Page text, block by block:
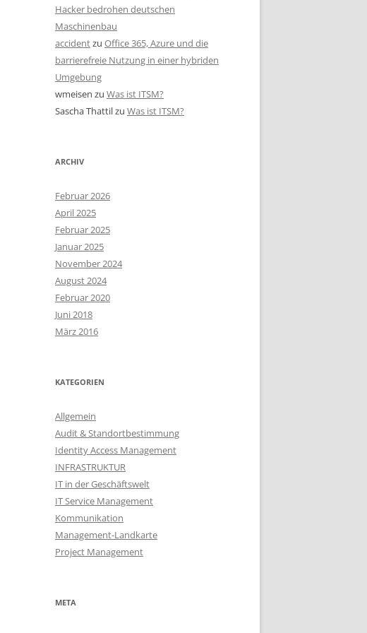
Hacker bedrohen deutschen
Maschinenbau
accidentzu Office 365, Azure und die
barrierefreie Nutzung in einer hybriden
Umgebung
wmeisen zu Was ist ITSM?
Sascha Thattilzu Was ist ITSM?
ARCHIV
Februar 2026
April 2025
Februar 2025
Januar 2025
November 2024
August 2024
Februar 2020
Juni 2018
März 2016
KATEGORIEN
Allgemein
Audit & Standortbestimmung
Identity Access Management
INFRASTRUKTUR
IT in der Geschäftswelt
IT Service Management
Kommunikation
Management-Landkarte
Project Management
META